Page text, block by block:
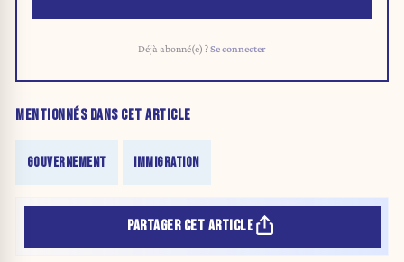
Déjà abonné(e) ?Se connecter
MENTIONNÉS DANS CET ARTICLE
GOUVERNEMENT IMMIGRATION
PARTAGER CET ARTICLE